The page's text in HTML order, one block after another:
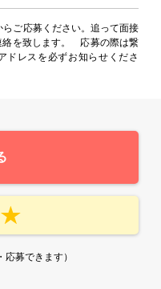
ご応募ください。追って面接
絡を致します。 応募の際は繋
ドレスを必ずお知らせくださ
応募できます）